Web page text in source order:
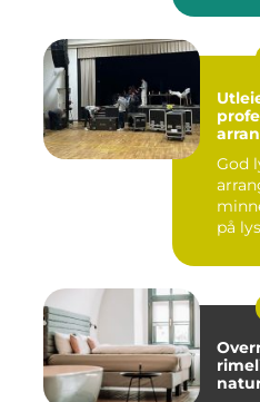
Utleie lyd
God
på